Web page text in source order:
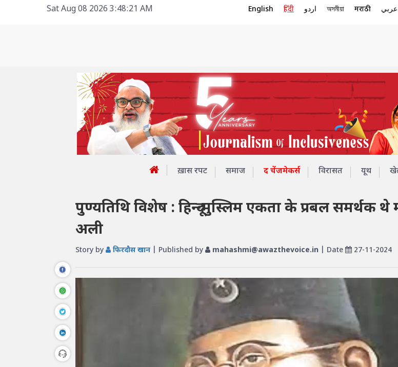
Sat Aug 08 2026 3:48:21 AM English हिंदी اردو অসমীয়া मराठी عربي
ख़ास रपट समाज द चेंजमेकर्स विरासत यूथ
पुण्यतिथि विशेष : हिन्दू-मुस्लिम एकता के प्रबल समर्थक थे
अली
Story by फिरदौस खान | Published by mahashmi@awazthevoice.in | Date 27-11-2024